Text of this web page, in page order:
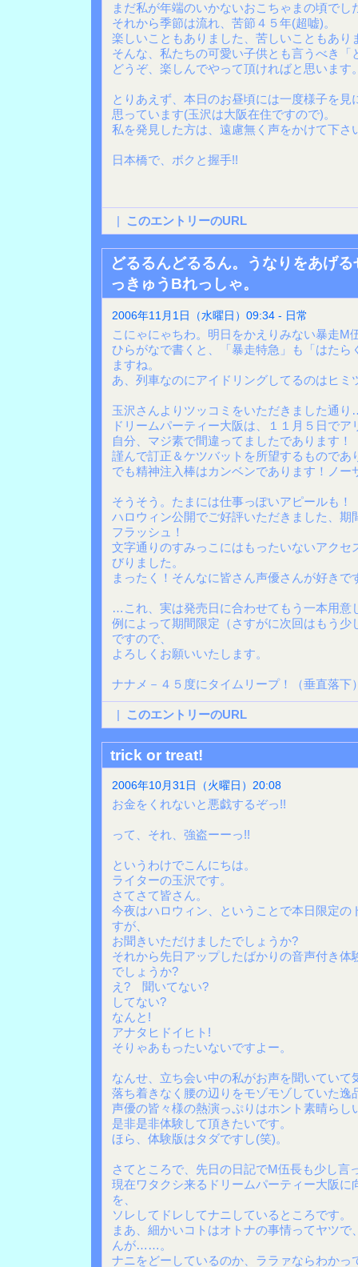
まだ私が年端のいかないおこちゃまの頃でし
それから季節は流れ、苦節４５年(超嘘)。
楽しいこともありました、苦しいこともあり
そんな、私たちの可愛い子供とも言うべき「
どうぞ、楽しんでやって頂ければと思います
とりあえず、本日のお昼頃には一度様子を
思っています(玉沢は大阪在住ですので)。
私を発見した方は、遠慮無く声をかけて下さ
日本橋で、ボクと握手!!
| このエントリーのURL
どるるんどるるん。うなりをあげ
っきゅうBれっしゃ。
2006年11月1日（水曜日）09:34 - 日常
こにゃにゃちわ。明日をかえりみない暴走M
ひらがなで書くと、「暴走特急」も「はたら
ますね。
あ、列車なのにアイドリングしてるのはヒミ
玉沢さんよりツッコミをいただきました通
ドリームパーティー大阪は、１１月５日でア
自分、マジ素で間違ってましたであります！
謹んで訂正＆ケツバットを所望するものであ
でも精神注入棒はカンベンであります！ノー
そうそう。たまには仕事っぽいアピールも！
ハロウィン公開でご好評いただきました、期
フラッシュ！
文字通りのすみっこにはもったいないアクセ
びりました。
まったく！そんなに皆さん声優さんが好き
…これ、実は発売日に合わせてもう一本用意
例によって期間限定（さすがに次回はもう少
ですので、
よろしくお願いいたします。
ナナメ－４５度にタイムリープ！（垂直落下
| このエントリーのURL
trick or treat!
2006年10月31日（火曜日）20:08
お金をくれないと悪戯するぞっ!!
って、それ、強盗ーーっ!!
というわけでこんにちは。
ライターの玉沢です。
さてさて皆さん。
今夜はハロウィン、ということで本日限定の
すが、
お聞きいただけましたでしょうか?
それから先日アップしたばかりの音声付き体
でしょうか?
え? 聞いてない?
してない?
なんと!
アナタヒドイヒト!
そりゃあもったいないですよー。
なんせ、立ち会い中の私がお声を聞いていて
落ち着きなく腰の辺りをモゾモゾしていた逸
声優の皆々様の熱演っぷりはホント素晴らし
是非是非体験して頂きたいです。
ほら、体験版はタダですし(笑)。
さてところで、先日の日記でM伍長も少し言
現在ワタクシ来るドリームパーティー大阪に
を、
ソレしてドレしてナニしているところです。
まあ、細かいコトはオトナの事情ってヤツ
んが……。
ナニをどーしているのか、ララァならわかっ